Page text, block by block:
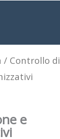
/ Controllo di
e